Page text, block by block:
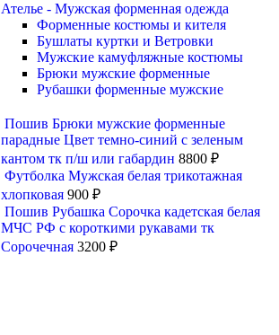
Ателье - Мужская форменная одежда
Форменные костюмы и кителя
Бушлаты куртки и Ветровки
Мужские камуфляжные костюмы
Брюки мужские форменные
Рубашки форменные мужские
Пошив Брюки мужские форменные
парадные Цвет темно-синий с зеленым
кантом тк п/ш или габардин 8800 ₽
Футболка Мужская белая трикотажная
хлопковая 900 ₽
Пошив Рубашка Сорочка кадетская белая
МЧС РФ с короткими рукавами тк
Сорочечная 3200 ₽